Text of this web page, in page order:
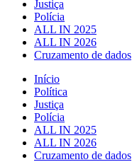
Justiça
Polícia
ALL IN 2025
ALL IN 2026
Cruzamento de dados
Início
Política
Justiça
Polícia
ALL IN 2025
ALL IN 2026
Cruzamento de dados